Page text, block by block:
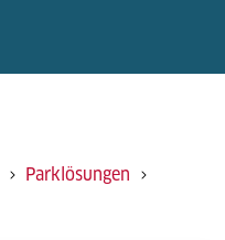
Parklösungen